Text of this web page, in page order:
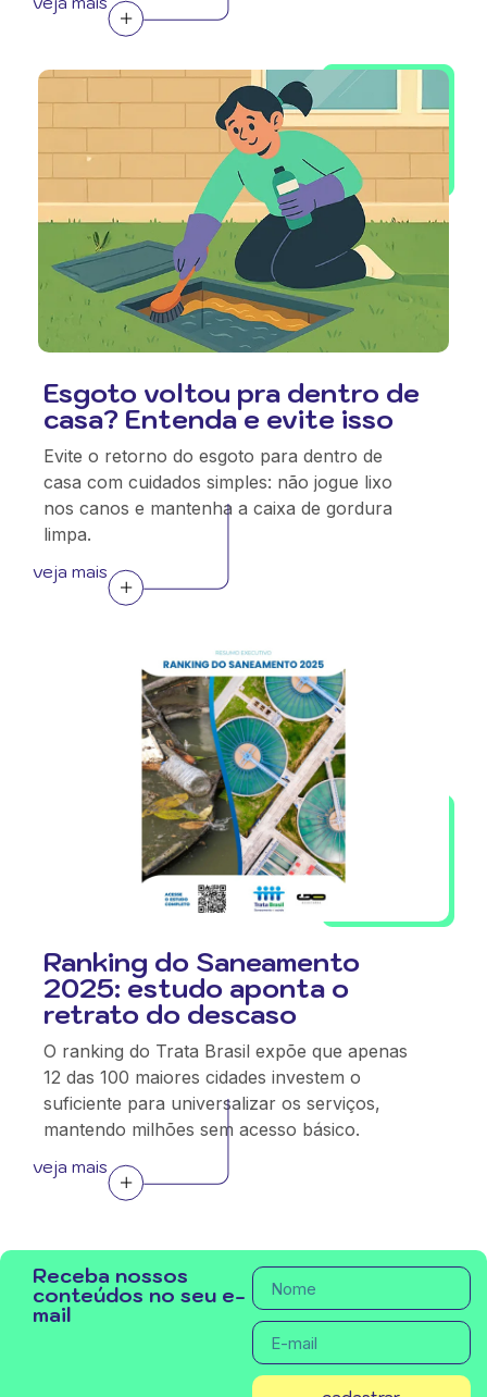
Esgoto voltou pra dentro de
casa? Entenda e evite isso
Evite o retorno do esgoto para dentro de
casa com cuidados simples: não jogue lixo
nos canos e mantenha a caixa de gordura
limpa.
veja mais
Ranking do Saneamento
2025: estudo aponta o
retrato do descaso
O ranking do Trata Brasil expõe que apenas
12 das 100 maiores cidades investem o
suficiente para universalizar os serviços,
mantendo milhões sem acesso básico.
veja mais
Receba nossos
conteúdos no seu e-
mail